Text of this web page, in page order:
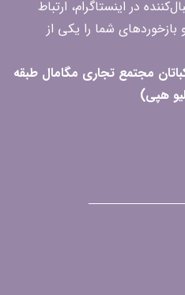
از ۸۵۰ هزار دنبال‌کننده در اینستاگرام، ارتباط
شما را یکی از
مجتمع تجاری مگامال طبقه